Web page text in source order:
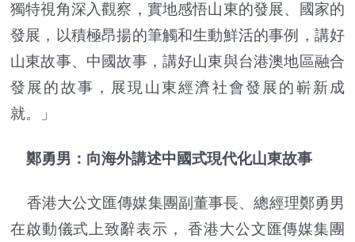
獨特視角深入觀察，實地感悟山東的發展、國家的
發展，以積極昂揚的筆觸和生動鮮活的事例，講好
山東故事、中國故事，講好山東與台港澳地區融合
發展的故事，展現山東經濟社會發展的嶄新成
就。」
鄭勇男：向海外講述中國式現代化山東故事
香港大公文匯傳媒集團副董事長、總經理鄭勇男
在啟動儀式上致辭表示， 香港大公文匯傳媒集團